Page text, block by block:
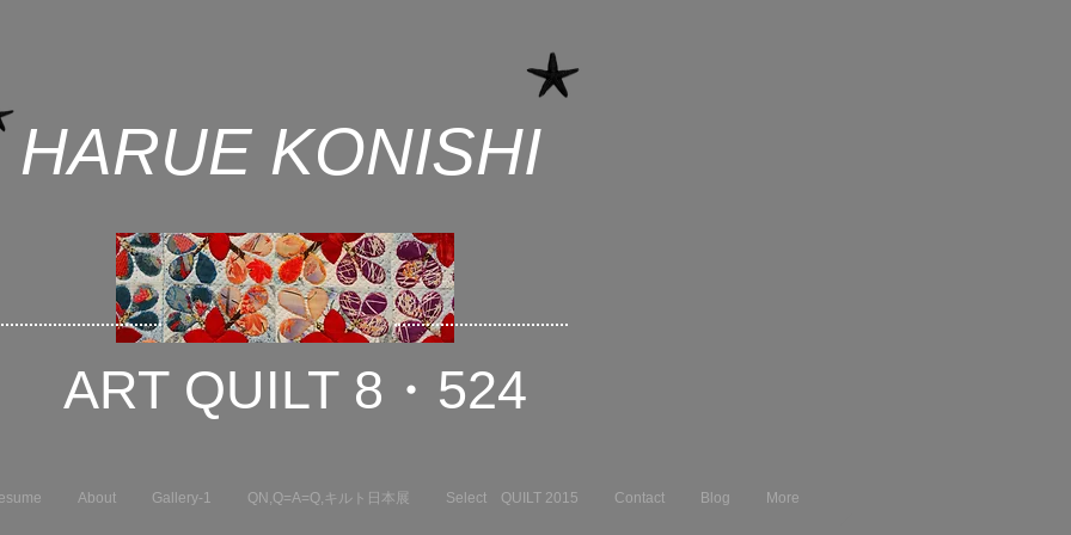
HARUE KONISHI
ART QUILT 8・524
About Gallery-1 QN,Q=A=Q,キルト日本展 Select QUILT 2015 Contact Blog More